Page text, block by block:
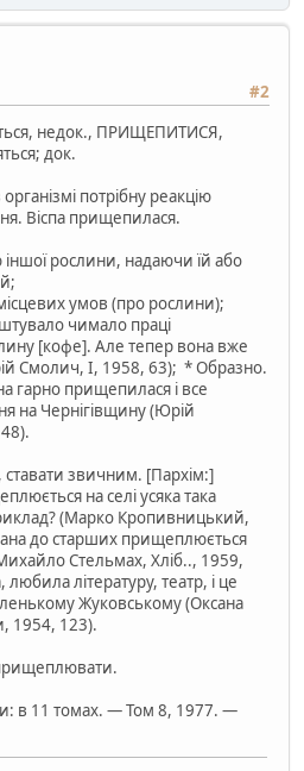
#2
недок., ПРИЩЕПИТИСЯ,
док.
потрібну реакцію
Віспа прищепилася.
рослини, надаючи їй або
умов (про рослини);
чимало праці
[кофе]. Але тепер вона вже
Смолич, I, 1958, 63); * Образно.
гарно прищепилася і все
на Чернігівщину (Юрій
звичним. [Пархім:]
на селі усяка така
(Марко Кропивницький,
до старших прищеплюється
Стельмах, Хліб.., 1959,
любила літературу, театр, і це
Жуковському (Оксана
1954, 123).
в 11 томах. — Том 8, 1977. —